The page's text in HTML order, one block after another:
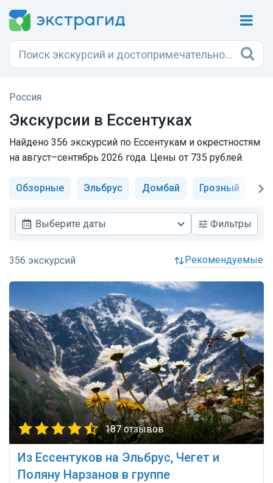
Россия
Экскурсии в Ессентуках
Найдено 356 экскурсий по Ессентукам и окрестностям
на август–сентябрь 2026 года. Цены от 735 рублей.
Обзорные Эльбрус Домбай Грозный
Выберите даты Фильтры
рекомендуемые
187 отзывов
Из Ессентуков на Эльбрус, Чегет и
Поляну Нарзанов в группе